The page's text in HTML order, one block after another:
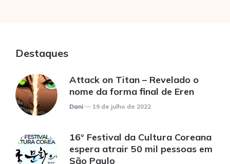
Destaques
Attack on Titan – Revelado o
nome da forma final de Eren
Posted
Dani 19 de julho de 2022
16° Festival da Cultura Coreana
espera atrair 50 mil pessoas em
São Paulo